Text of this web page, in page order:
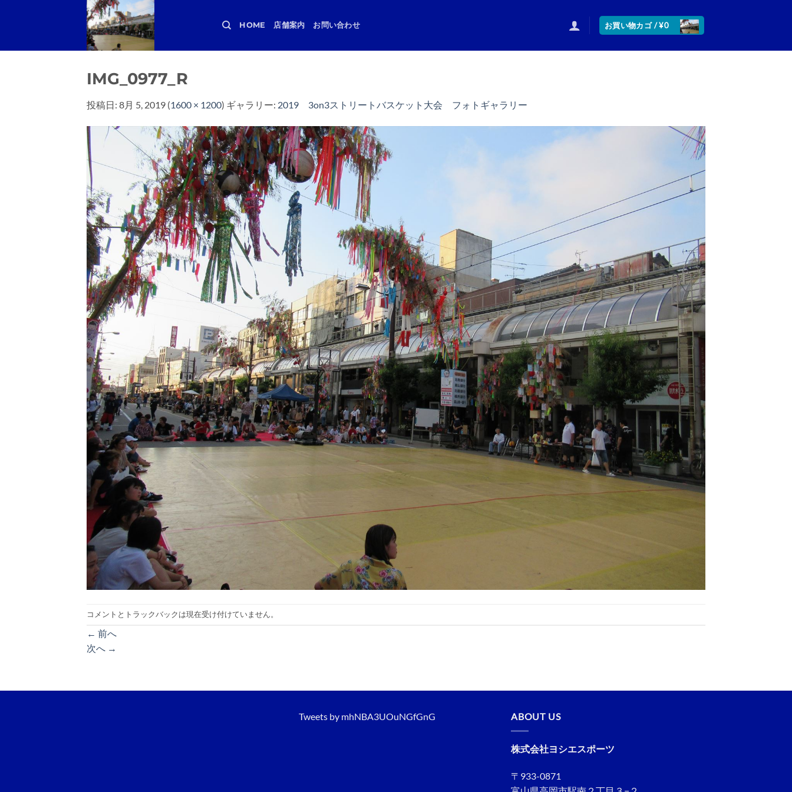
HOME 店舗案内 お問い合わせ お買い物カゴ /¥0
IMG_0977_R
投稿日: 8月 5, 2019 (1600 × 1200) ギャラリー: 2019 3on3ストリートバスケット大会 フォトギャラリー
コメントとトラックバックは現在受け付けていません。
← 前へ
次へ →
Tweets by mhNBA3UOuNGfGnG ABOUT US
株式会社ヨシエスポーツ
〒933-0871